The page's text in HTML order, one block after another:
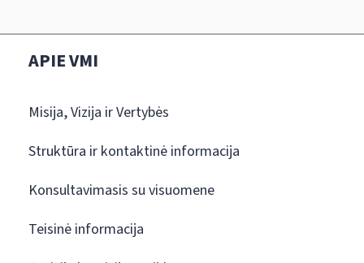
APIE VMI
Misija, Vizija ir Vertybės
Struktūra ir kontaktinė informacija
Konsultavimasis su visuomene
Teisinė informacija